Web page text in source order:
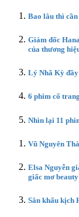
Bao lâu thì
Giám đốc
của thương
Lý Nhã Kỳ
6 phim cổ
Nhìn lại 11
Vũ Nguyên
Elsa Nguyễn
giấc mơ
Sân khấu kịch